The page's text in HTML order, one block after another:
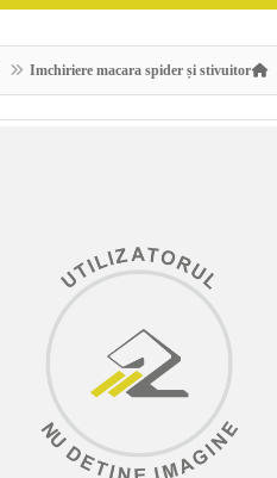
Imchiriere macara spider și stivuitor